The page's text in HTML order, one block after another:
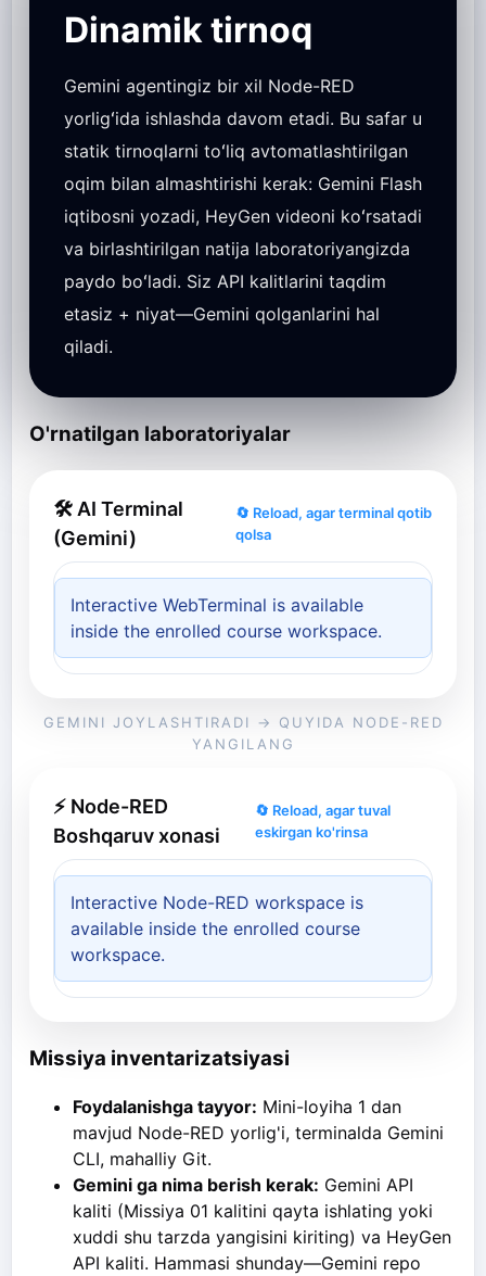
Dinamik tirnoq
Gemini agentingiz bir xil Node-RED
yorligʻida ishlashda davom etadi. Bu safar u
statik tirnoqlarni toʻliq avtomatlashtirilgan
oqim bilan almashtirishi kerak: Gemini Flash
iqtibosni yozadi, HeyGen videoni koʻrsatadi
va birlashtirilgan natija laboratoriyangizda
paydo boʻladi. Siz API kalitlarini taqdim
etasiz + niyat—Gemini qolganlarini hal
qiladi.
O'rnatilgan laboratoriyalar
🛠 AI Terminal
(Gemini)
🔄 Reload, agar terminal qotib
qolsa
Interactive WebTerminal is available
inside the enrolled course workspace.
GEMINI JOYLASHTIRADI → QUYIDA NODE-RED
YANGILANG
⚡ Node-RED
Boshqaruv xonasi
🔄 Reload, agar tuval
eskirgan ko'rinsa
Interactive Node-RED workspace is
available inside the enrolled course
workspace.
Missiya inventarizatsiyasi
Foydalanishga tayyor: Mini-loyiha 1 dan
mavjud Node-RED yorlig'i, terminalda Gemini
CLI, mahalliy Git.
Gemini ga nima berish kerak: Gemini API
kaliti (Missiya 01 kalitini qayta ishlating yoki
xuddi shu tarzda yangisini kiriting) va HeyGen
API kaliti. Hammasi shunday—Gemini repo